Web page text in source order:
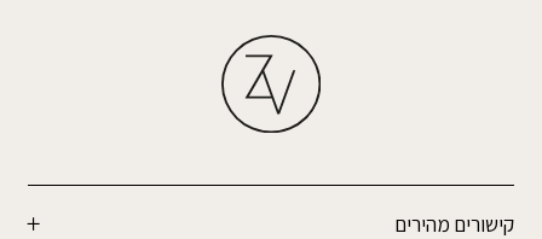
קישורים מהירים